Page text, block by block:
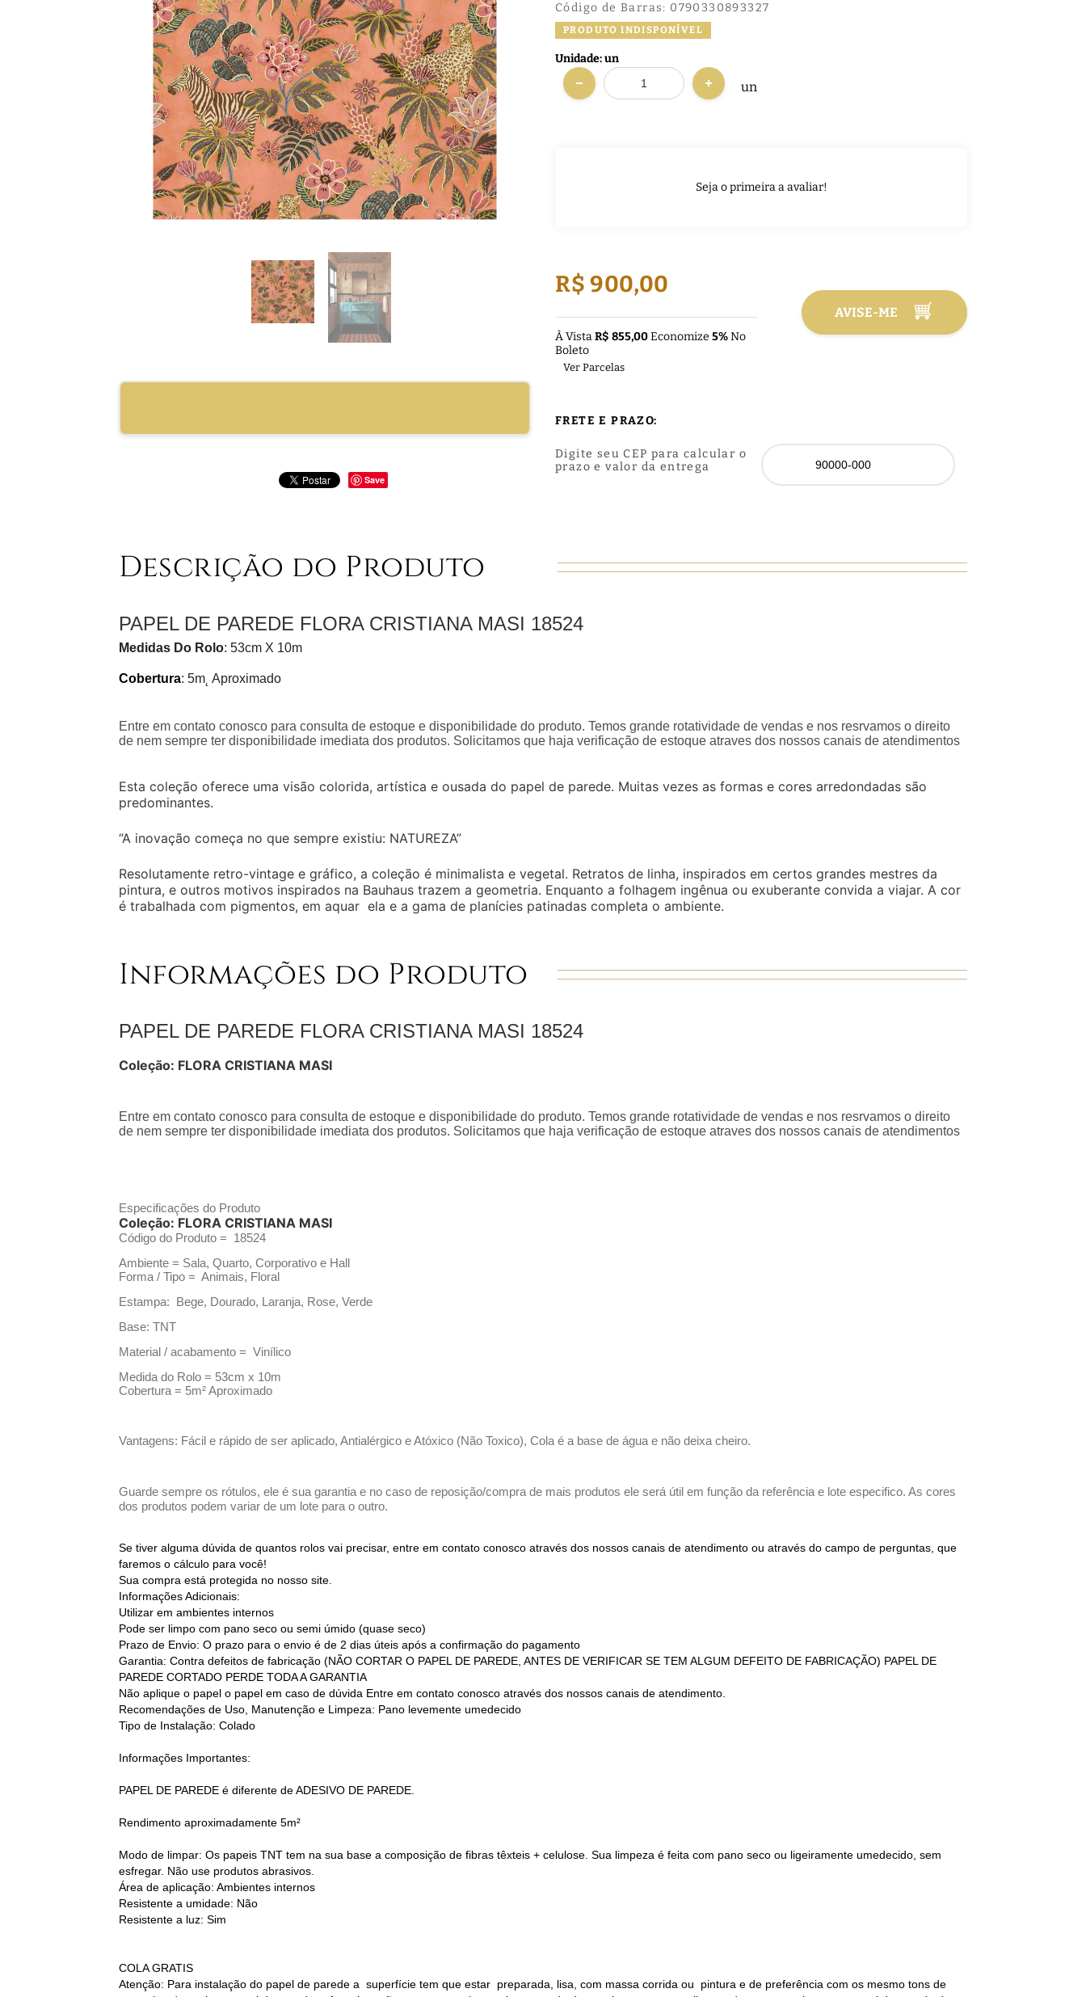
Save
Código de Barras: 0790330893327
PRODUTO INDISPONÍVEL
Seja o primeira a avaliar!
Unidade: un
un
R$ 900,00
À VistaR$ 855,00Economize 5%No
Boleto
Ver Parcelas
AVISE-ME
FRETE E PRAZO:
Digite seu CEP para calcular o
prazo e valor da entrega
Descrição do Produto
PAPEL DE PAREDE FLORA CRISTIANA MASI 18524
Medidas Do Rolo: 53cm X 10m
Cobertura: 5m˛ Aproximado
Entre em contato conosco para consulta de estoque e disponibilidade do produto. Temos grande rotatividade de vendas e nos resrvamos o direito
de nem sempre ter disponibilidade imediata dos produtos. Solicitamos que haja verificação de estoque atraves dos nossos canais de atendimentos
Esta coleção oferece uma visão colorida, artística e ousada do papel de parede. Muitas vezes as formas e cores arredondadas são
predominantes.
“A inovação começa no que sempre existiu: NATUREZA”
Resolutamente retro-vintage e gráfico, a coleção é minimalista e vegetal. Retratos de linha, inspirados em certos grandes mestres da
pintura, e outros motivos inspirados na Bauhaus trazem a geometria. Enquanto a folhagem ingênua ou exuberante convida a viajar. A cor
é trabalhada com pigmentos, em aquar ela e a gama de planícies patinadas completa o ambiente.
Informações do Produto
PAPEL DE PAREDE FLORA CRISTIANA MASI 18524
Coleção: FLORA CRISTIANA MASI
Entre em contato conosco para consulta de estoque e disponibilidade do produto. Temos grande rotatividade de vendas e nos resrvamos o direito
de nem sempre ter disponibilidade imediata dos produtos. Solicitamos que haja verificação de estoque atraves dos nossos canais de atendimentos
Especificações do Produto
Coleção: FLORA CRISTIANA MASI
Código do Produto = 18524
Ambiente = Sala, Quarto, Corporativo e Hall
Forma / Tipo = Animais, Floral
Estampa: Bege, Dourado, Laranja, Rose, Verde
Base: TNT
Material / acabamento = Vinílico
Medida do Rolo = 53cm x 10m
Cobertura = 5m² Aproximado
Vantagens: Fácil e rápido de ser aplicado, Antialérgico e Atóxico (Não Toxico), Cola é a base de água e não deixa cheiro.
Guarde sempre os rótulos, ele é sua garantia e no caso de reposição/compra de mais produtos ele será útil em função da referência e lote especifico. As cores
dos produtos podem variar de um lote para o outro.
Se tiver alguma dúvida de quantos rolos vai precisar, entre em contato conosco através dos nossos canais de atendimento ou através do campo de perguntas, que
faremos o cálculo para você!
Sua compra está protegida no nosso site.
Informações Adicionais:
Utilizar em ambientes internos
Pode ser limpo com pano seco ou semi úmido (quase seco)
Prazo de Envio: O prazo para o envio é de 2 dias úteis após a confirmação do pagamento
Garantia: Contra defeitos de fabricação (NÃO CORTAR O PAPEL DE PAREDE, ANTES DE VERIFICAR SE TEM ALGUM DEFEITO DE FABRICAÇÃO) PAPEL DE
PAREDE CORTADO PERDE TODA A GARANTIA
Não aplique o papel o papel em caso de dúvida Entre em contato conosco através dos nossos canais de atendimento.
Recomendações de Uso, Manutenção e Limpeza: Pano levemente umedecido
Tipo de Instalação: Colado
Informações Importantes:
PAPEL DE PAREDE é diferente de ADESIVO DE PAREDE.
Rendimento aproximadamente 5m²
Modo de limpar: Os papeis TNT tem na sua base a composição de fibras têxteis + celulose. Sua limpeza é feita com pano seco ou ligeiramente umedecido, sem
esfregar. Não use produtos abrasivos.
Área de aplicação: Ambientes internos
Resistente a umidade: Não
Resistente a luz: Sim
COLA GRATIS
Atenção: Para instalação do papel de parede a superfície tem que estar preparada, lisa, com massa corrida ou pintura e de preferência com os mesmo tons de